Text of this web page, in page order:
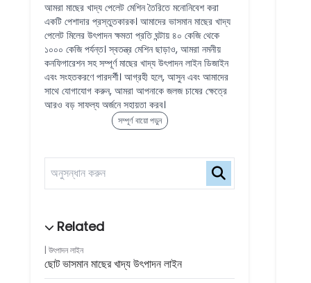
আমরা মাছের খাদ্য পেলেট মেশিন তৈরিতে মনোনিবেশ করা
একটি পেশাদার প্রস্তুতকারক। আমাদের ভাসমান মাছের খাদ্য
পেলেট মিলের উৎপাদন ক্ষমতা প্রতি ঘন্টায় ৪০ কেজি থেকে
১০০০ কেজি পর্যন্ত। স্বতন্ত্র মেশিন ছাড়াও, আমরা নমনীয়
কনফিগারেশন সহ সম্পূর্ণ মাছের খাদ্য উৎপাদন লাইন ডিজাইন
এবং সংহতকরণে পারদর্শী। আগ্রহী হলে, আসুন এবং আমাদের
সাথে যোগাযোগ করুন, আমরা আপনাকে জলজ চাষের ক্ষেত্রে
আরও বড় সাফল্য অর্জনে সহায়তা করব।
সম্পূর্ণ বায়ো পড়ুন
উৎপাদন লাইন
ছোট ভাসমান মাছের খাদ্য উৎপাদন লাইন